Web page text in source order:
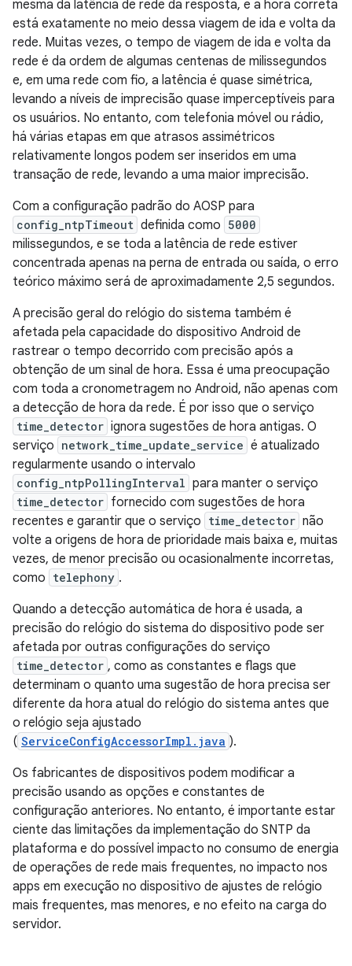
mesma da latência de rede da resposta, e a hora correta
está exatamente no meio dessa viagem de ida e volta da
rede. Muitas vezes, o tempo de viagem de ida e volta da
rede é da ordem de algumas centenas de milissegundos
e, em uma rede com fio, a latência é quase simétrica,
levando a níveis de imprecisão quase imperceptíveis para
os usuários. No entanto, com telefonia móvel ou rádio,
há várias etapas em que atrasos assimétricos
relativamente longos podem ser inseridos em uma
transação de rede, levando a uma maior imprecisão.
Com a configuração padrão do AOSP para
config_ntpTimeout definida como 5000
milissegundos, e se toda a latência de rede estiver
concentrada apenas na perna de entrada ou saída, o erro
teórico máximo será de aproximadamente 2,5 segundos.
A precisão geral do relógio do sistema também é
afetada pela capacidade do dispositivo Android de
rastrear o tempo decorrido com precisão após a
obtenção de um sinal de hora. Essa é uma preocupação
com toda a cronometragem no Android, não apenas com
a detecção de hora da rede. É por isso que o serviço
time_detector ignora sugestões de hora antigas. O
serviço network_time_update_service é atualizado
regularmente usando o intervalo
config_ntpPollingInterval para manter o serviço
time_detector fornecido com sugestões de hora
recentes e garantir que o serviço time_detector não
volte a origens de hora de prioridade mais baixa e, muitas
vezes, de menor precisão ou ocasionalmente incorretas,
como telephony .
Quando a detecção automática de hora é usada, a
precisão do relógio do sistema do dispositivo pode ser
afetada por outras configurações do serviço
time_detector , como as constantes e flags que
determinam o quanto uma sugestão de hora precisa ser
diferente da hora atual do relógio do sistema antes que
o relógio seja ajustado
( ServiceConfigAccessorImpl.java ).
Os fabricantes de dispositivos podem modificar a
precisão usando as opções e constantes de
configuração anteriores. No entanto, é importante estar
ciente das limitações da implementação do SNTP da
plataforma e do possível impacto no consumo de energia
de operações de rede mais frequentes, no impacto nos
apps em execução no dispositivo de ajustes de relógio
mais frequentes, mas menores, e no efeito na carga do
servidor.